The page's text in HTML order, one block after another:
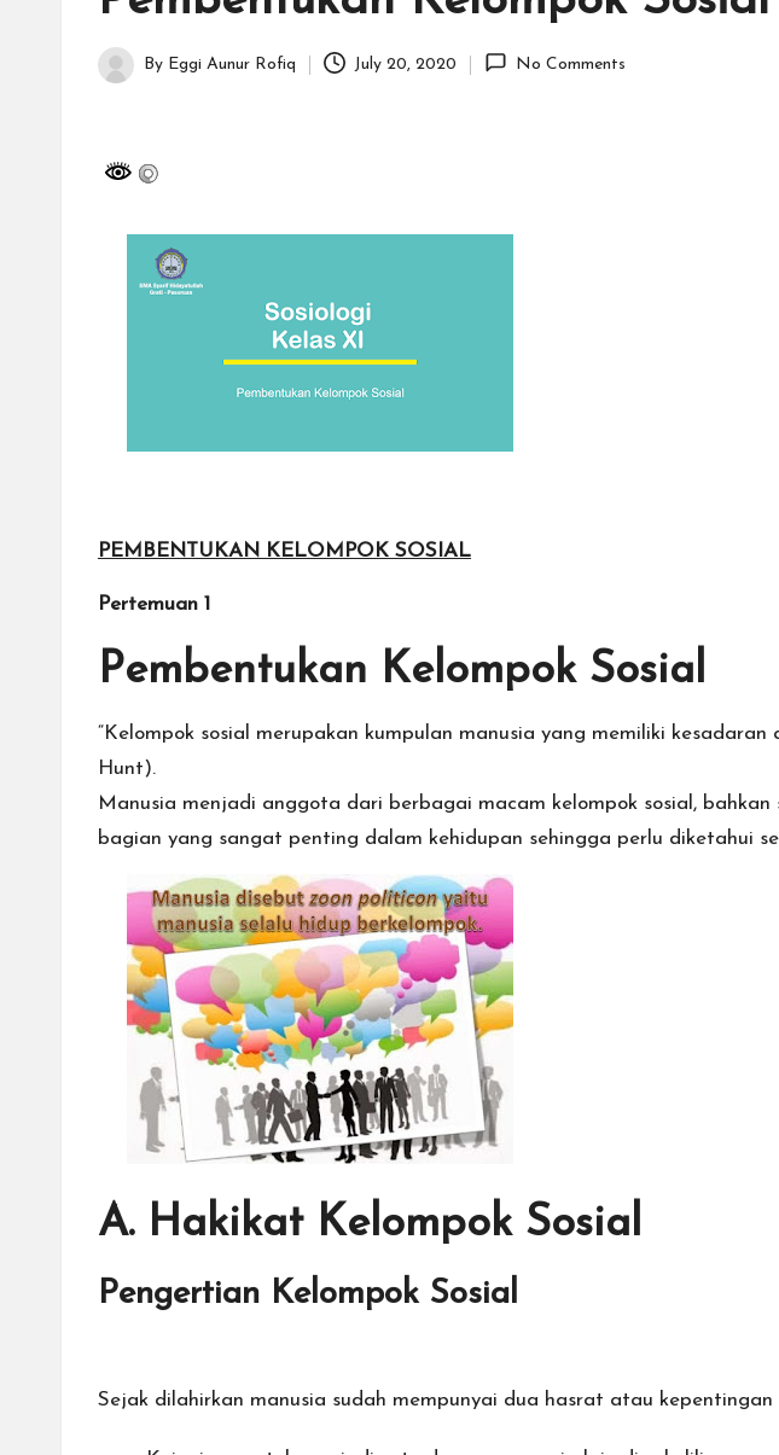
idPosted
By Eggi Aunur Rofiq July 20, 2020 No Comments
PEMBENTUKAN KELOMPOK SOSIAL
Pertemuan 1
Pembentukan Kelompok Sosial
“Kelompok sosial merupakan kumpulan manusia yang memiliki
Hunt).
Manusia menjadi anggota dari berbagai macam kelompok sosial,
bagian yang sangat penting dalam kehidupan sehingga perlu diketahui
A. Hakikat Kelompok Sosial
Pengertian Kelompok Sosial
Sejak dilahirkan manusia sudah mempunyai dua hasrat atau